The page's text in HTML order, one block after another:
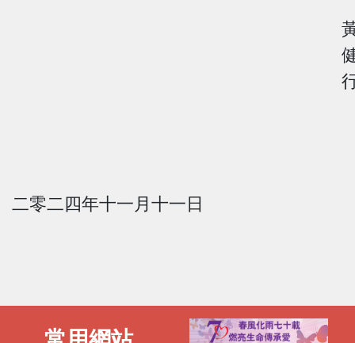
二零二四年十一月十一日